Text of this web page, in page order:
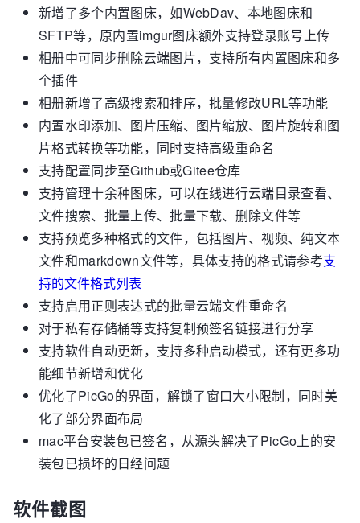
新增了多个内置图床，如WebDav、本地图床和
SFTP等，原内置imgur图床额外支持登录账号上传
相册中可同步删除云端图片，支持所有内置图床和多
个插件
相册新增了高级搜索和排序，批量修改URL等功能
内置水印添加、图片压缩、图片缩放、图片旋转和图
片格式转换等功能，同时支持高级重命名
支持配置同步至Github或Gitee仓库
支持管理十余种图床，可以在线进行云端目录查看、
文件搜索、批量上传、批量下载、删除文件等
支持预览多种格式的文件，包括图片、视频、纯文本
文件和markdown文件等，具体支持的格式请参考支
持的文件格式列表
支持启用正则表达式的批量云端文件重命名
对于私有存储桶等支持复制预签名链接进行分享
支持软件自动更新，支持多种启动模式，还有更多功
能细节新增和优化
优化了PicGo的界面，解锁了窗口大小限制，同时美
化了部分界面布局
mac平台安装包已签名，从源头解决了PicGo上的安
装包已损坏的日经问题
软件截图